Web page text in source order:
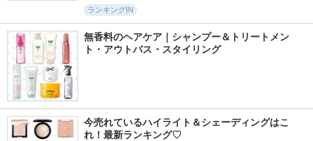
ランキングIN
無香料のヘアケア｜シャンプー＆トリートメン
ト・アウトバス・スタイリング
今売れているハイライト＆シェーディングはこ
れ！最新ランキング♡